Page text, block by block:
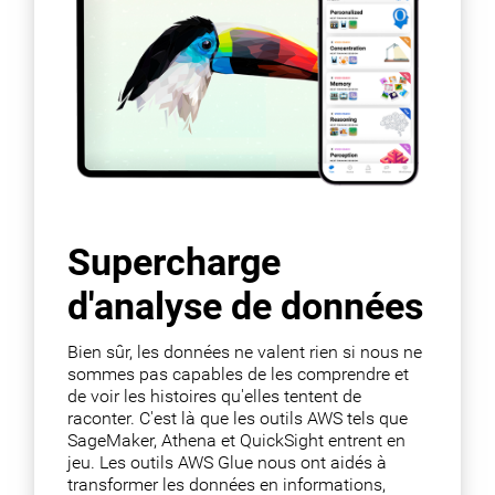
Supercharge
d'analyse de données
Bien sûr, les données ne valent rien si nous ne
sommes pas capables de les comprendre et
de voir les histoires qu'elles tentent de
raconter. C'est là que les outils AWS tels que
SageMaker, Athena et QuickSight entrent en
jeu. Les outils AWS Glue nous ont aidés à
transformer les données en informations,